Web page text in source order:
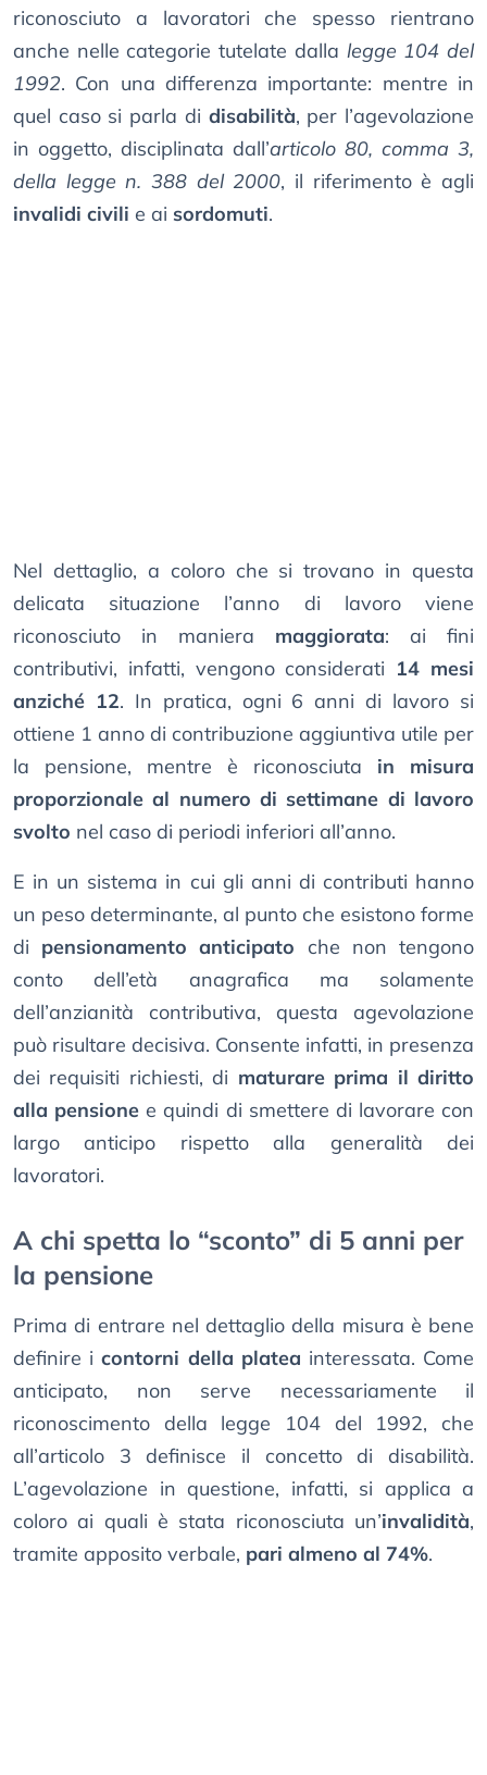
riconosciuto a lavoratori che spesso rientrano
anche nelle categorie tutelate dalla legge 104 del
1992. Con una differenza importante: mentre in
quel caso si parla di disabilità, per l’agevolazione
in oggetto, disciplinata dall’articolo 80, comma 3,
della legge n. 388 del 2000, il riferimento è agli
invalidi civili e ai sordomuti.
Nel dettaglio, a coloro che si trovano in questa
delicata situazione l’anno di lavoro viene
riconosciuto in maniera maggiorata: ai fini
contributivi, infatti, vengono considerati 14 mesi
anziché 12. In pratica, ogni 6 anni di lavoro si
ottiene 1 anno di contribuzione aggiuntiva utile per
la pensione, mentre è riconosciuta in misura
proporzionale al numero di settimane di lavoro
svolto nel caso di periodi inferiori all’anno.
E in un sistema in cui gli anni di contributi hanno
un peso determinante, al punto che esistono forme
di pensionamento anticipato che non tengono
conto dell’età anagrafica ma solamente
dell’anzianità contributiva, questa agevolazione
può risultare decisiva. Consente infatti, in presenza
dei requisiti richiesti, di maturare prima il diritto
alla pensione e quindi di smettere di lavorare con
largo anticipo rispetto alla generalità dei
lavoratori.
A chi spetta lo “sconto” di 5 anni per
la pensione
Prima di entrare nel dettaglio della misura è bene
definire icontorni della platea interessata. Come
anticipato, non serve necessariamente il
riconoscimento della legge 104 del 1992, che
all’articolo 3 definisce il concetto di disabilità.
L’agevolazione in questione, infatti, si applica a
coloro ai quali è stata riconosciuta un’invalidità,
tramite apposito verbale, pari almeno al 74%.